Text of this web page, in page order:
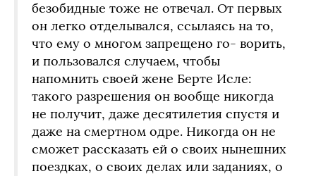
безобидные тоже не отвечал. От первых
он легко отделывался, ссылаясь на то,
что ему о многом запрещено го‑ ворить,
и пользовался случаем, чтобы
напомнить своей жене Берте Исле:
такого разрешения он вообще никогда
не получит, даже десятилетия спустя и
даже на смертном одре. Никогда он не
сможет рассказать ей о своих нынешних
поездках, о своих делах или заданиях, о